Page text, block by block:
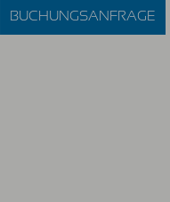
BUCHUNGSANFRAGE